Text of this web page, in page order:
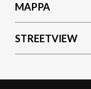
MAPPA
STREETVIEW